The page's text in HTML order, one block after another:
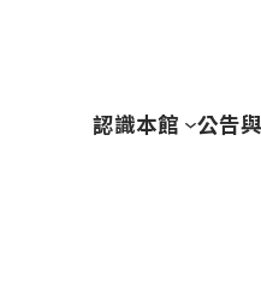
認識本館 公告